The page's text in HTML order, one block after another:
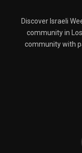
Discover Israeli
community in
community with